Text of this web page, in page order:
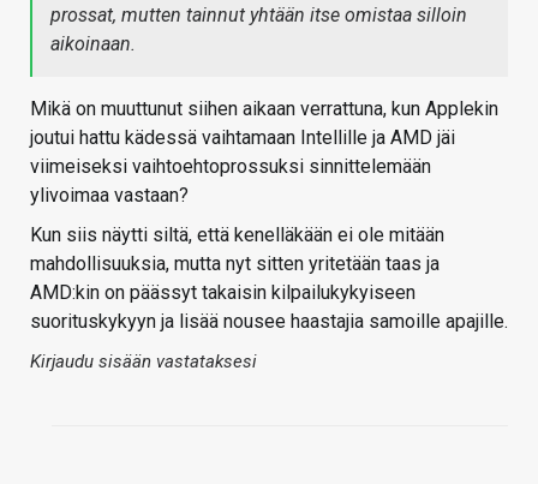
prossat, mutten tainnut yhtään itse omistaa silloin
aikoinaan.
Mikä on muuttunut siihen aikaan verrattuna, kun Applekin
joutui hattu kädessä vaihtamaan Intellille ja AMD jäi
viimeiseksi vaihtoehtoprossuksi sinnittelemään
ylivoimaa vastaan?
Kun siis näytti siltä, että kenelläkään ei ole mitään
mahdollisuuksia, mutta nyt sitten yritetään taas ja
AMD:kin on päässyt takaisin kilpailukykyiseen
suorituskykyyn ja lisää nousee haastajia samoille apajille.
Kirjaudu sisään vastataksesi